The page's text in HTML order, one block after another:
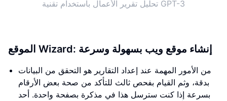
تحليل تقرير الأعمال باستخدام تقنية GPT-3
الموقع Wizard: إنشاء موقع ويب بسهولة وسرعة
من الأمور المهمة عند إعداد التقارير هو التحقق من البيانات
بدقة، وثم القيام بفحص ثالث للتأكد من صحة بعض الأرقام
بسرعة إذا كنت سترسل هذا في مذكرة بصفحة واحدة. أحد